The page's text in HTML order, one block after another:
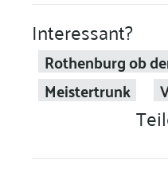
Interessant?
Rothenburg ob
Meistertrunk